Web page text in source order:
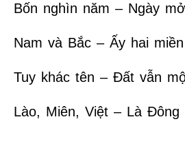
Bốn nghìn năm – Ngày
Nam và Bắc – Ấy hai miền
Tuy khác tên – Đất vẫn
Lào, Miên, Việt – Là Đông